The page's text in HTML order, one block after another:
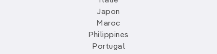
Japon
Maroc
Philippines
Portugal